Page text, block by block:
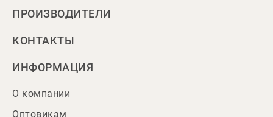
ПРОИЗВОДИТЕЛИ
КОНТАКТЫ
ИНФОРМАЦИЯ
О компании
Оптовикам